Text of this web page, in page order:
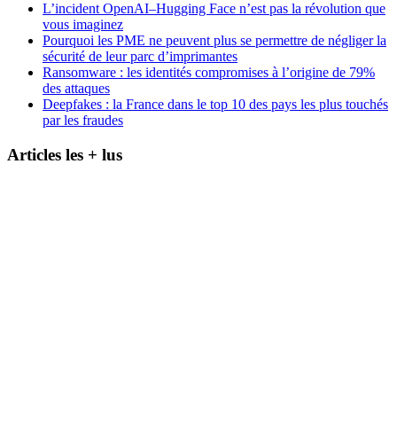
L’incident OpenAI–Hugging Face n’est pas la révolution que
vous imaginez
Pourquoi les PME ne peuvent plus se permettre de négliger la
sécurité de leur parc d’imprimantes
Ransomware : les identités compromises à l’origine de 79%
des attaques
Deepfakes : la France dans le top 10 des pays les plus touchés
par les fraudes
Articles les + lus